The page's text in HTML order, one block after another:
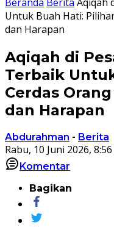
Untuk Buah Hati:
dan Harapan
Aqiqah di
Terbaik
Cerdas
dan Harapan
Abdurahman - Berita
Rabu, 10 Juni 2026,
Komentar
Bagikan